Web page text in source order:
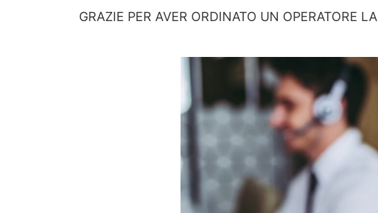
GRAZIE PER AVER ORDINATO UN OPERATORE